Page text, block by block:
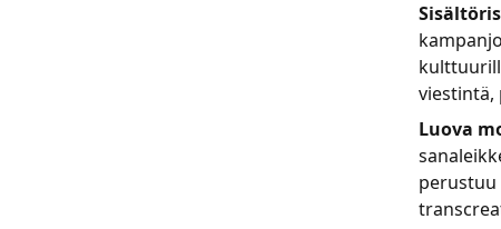
viestintä,
Luova
perustuu